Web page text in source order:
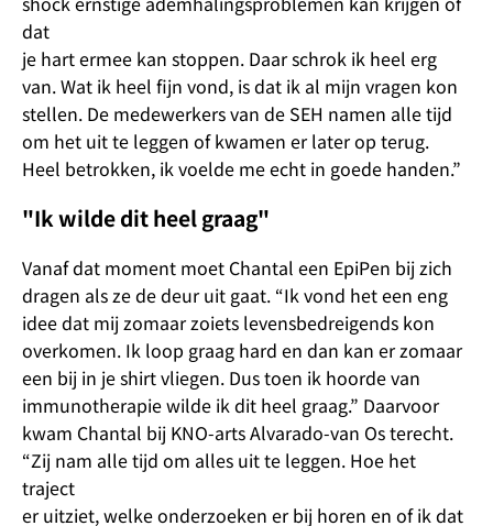
dat
je hart ermee kan stoppen. Daar schrok ik heel erg
van. Wat ik heel fijn vond, is dat ik al mijn vragen kon
stellen. De medewerkers van de SEH namen alle tijd
om het uit te leggen of kwamen er later op terug.
Heel betrokken, ik voelde me echt in goede handen.”
"Ik wilde dit heel graag"
Vanaf dat moment moet Chantal een EpiPen bij zich
dragen als ze de deur uit gaat. “Ik vond het een eng
idee dat mij zomaar zoiets levensbedreigends kon
overkomen. Ik loop graag hard en dan kan er zomaar
een bij in je shirt vliegen. Dus toen ik hoorde van
immunotherapie wilde ik dit heel graag.” Daarvoor
kwam Chantal bij KNO-arts Alvarado-van Os terecht.
“Zij nam alle tijd om alles uit te leggen. Hoe het
traject
er uitziet, welke onderzoeken er bij horen en of ik dat